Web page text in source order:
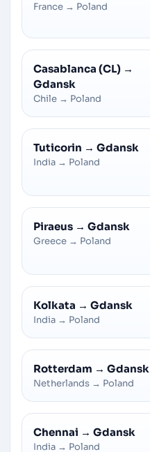
France → Poland
Casablanca (CL) →
Gdansk
Chile → Poland
Tuticorin → Gdansk
India → Poland
Piraeus → Gdansk
Greece → Poland
Kolkata → Gdansk
India → Poland
Rotterdam → Gdansk
Netherlands → Poland
Chennai → Gdansk
India → Poland